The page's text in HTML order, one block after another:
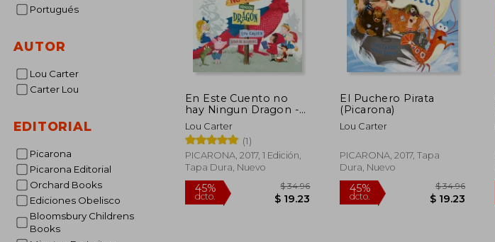
Portugués
AUTOR
Lou Carter
Carter Lou
EDITORIAL
Picarona
Picarona Editorial
Orchard Books
Ediciones Obelisco
Bloomsbury Childrens
Books
En Este Cuento no
hay Ningun Dragon -
Lou Carter - Libro
Físico
Lou Carter
(1)
PICARONA, 2017, 1 Edición,
Tapa Dura, Nuevo
El Puchero Pirata
(Picarona)
Lou Carter
PICARONA, 2017, Tapa
Dura, Nuevo